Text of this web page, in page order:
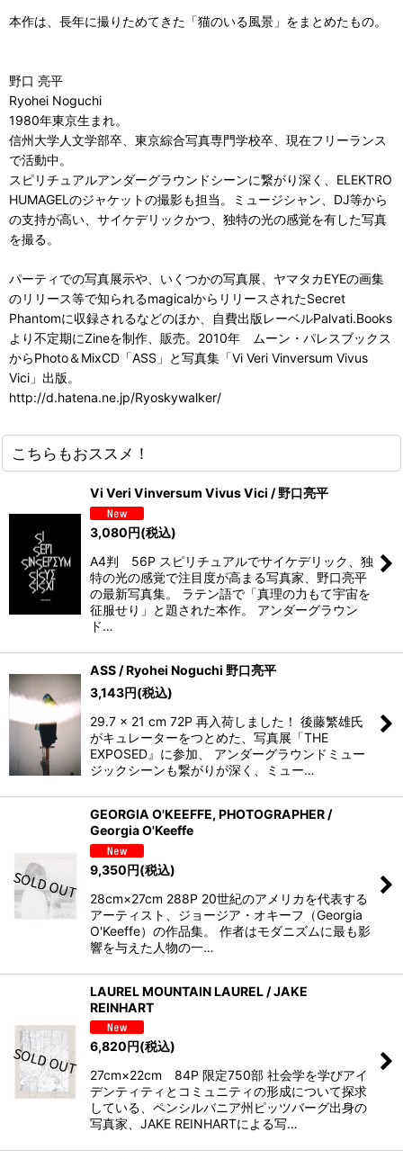
本作は、長年に撮りためてきた「猫のいる風景」をまとめたもの。
野口 亮平
Ryohei Noguchi
1980年東京生まれ。
信州大学人文学部卒、東京綜合写真専門学校卒、現在フリーランス
で活動中。
スピリチュアルアンダーグラウンドシーンに繋がり深く、ELEKTRO
HUMAGELのジャケットの撮影も担当。ミュージシャン、DJ等から
の支持が高い、サイケデリックかつ、独特の光の感覚を有した写真
を撮る。
パーティでの写真展示や、いくつかの写真展、ヤマタカEYEの画集
のリリース等で知られるmagicalからリリースされたSecret
Phantomに収録されるなどのほか、自費出版レーベルPalvati.Books
より不定期にZineを制作、販売。2010年 ムーン・パレスブックス
からPhoto＆MixCD「ASS」と写真集「Vi Veri Vinversum Vivus
Vici」出版。
http://d.hatena.ne.jp/Ryoskywalker/
こちらもおススメ！
Vi Veri Vinversum Vivus Vici / 野口亮平
3,080円(税込)
A4判 56P スピリチュアルでサイケデリック、独
特の光の感覚で注目度が高まる写真家、野口亮平
の最新写真集。 ラテン語で「真理の力もて宇宙を
征服せり」と題された本作。 アンダーグラウン
ド…
ASS / Ryohei Noguchi 野口亮平
3,143円(税込)
29.7 x 21 cm 72P 再入荷しました！ 後藤繁雄氏
がキュレーターをつとめた、写真展「THE
EXPOSED』に参加、 アンダーグラウンドミュー
ジックシーンも繋がりが深く、ミュー…
GEORGIA O'KEEFFE, PHOTOGRAPHER /
Georgia O'Keeffe
9,350円(税込)
28cm×27cm 288P 20世紀のアメリカを代表する
アーティスト、ジョージア・オキーフ（Georgia
O'Keeffe）の作品集。 作者はモダニズムに最も影
響を与えた人物の一…
LAUREL MOUNTAIN LAUREL / JAKE
REINHART
6,820円(税込)
27cm×22cm 84P 限定750部 社会学を学びアイ
デンティティとコミュニティの形成について探求
している、ペンシルバニア州ピッツバーグ出身の
写真家、JAKE REINHARTによる写…